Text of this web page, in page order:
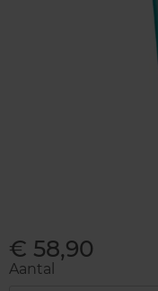
€ 58,90
Aantal